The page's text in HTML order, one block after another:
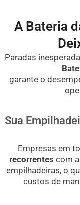
A Bateria
Paradas
garante o
Sua
Empresas em
recorrentes com
empilhadeiras, o
custos de